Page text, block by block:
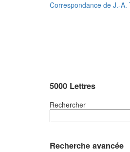
Correspondance de J.-A.
5000 Lettres
Rechercher
Recherche avancée